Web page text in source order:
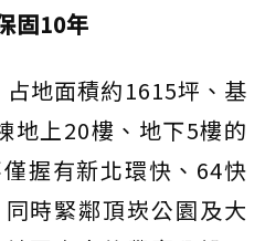
固10年
占地面積約1615坪、基
地上20樓、地下5樓的
握有新北環快、64快
時緊鄰頂崁公園及大